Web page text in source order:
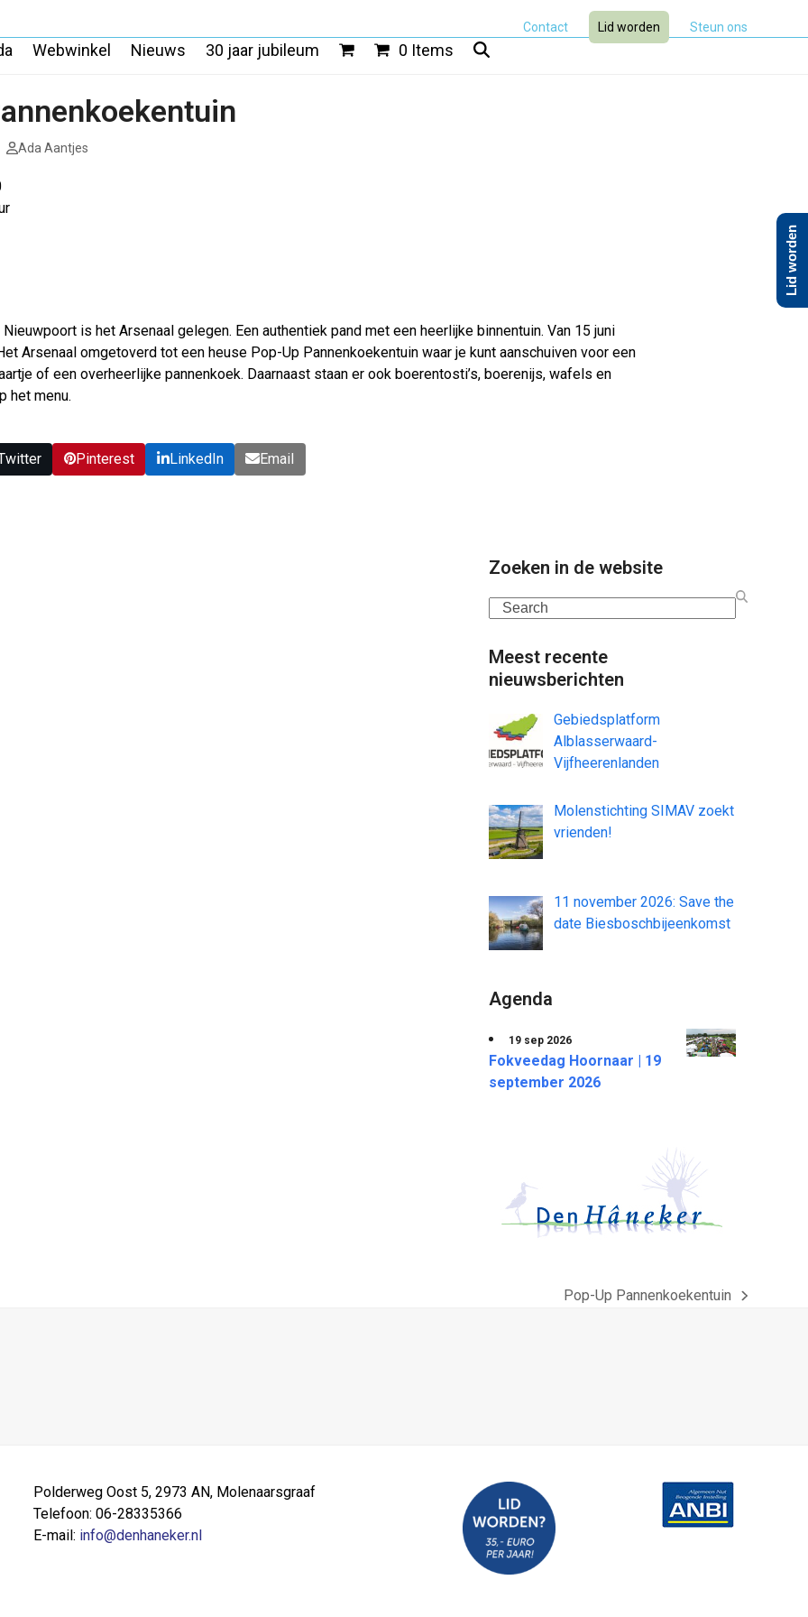
Contact Lid worden Steun ons
Webwinkel Nieuws 30 jaar jubileum 0 Items
Ada Aantjes
is het Arsenaal gelegen. Een authentiek pand met een heerlijke binnentuin. Van 15 juni
Arsenaal omgetoverd tot een heuse Pop-Up Pannenkoekentuin waar je kunt aanschuiven voor een
of een overheerlijke pannenkoek. Daarnaast staan er ook boerentosti’s, boerenijs, wafels en
het menu.
Pinterest LinkedIn Email
Zoeken in de website
Search
Meest recente
nieuwsberichten
Gebiedsplatform
Alblasserwaard-
Vijfheerenlanden
Molenstichting SIMAV zoekt
vrienden!
11 november 2026: Save the
date Biesboschbijeenkomst
Agenda
19 sep 2026
Fokveedag Hoornaar | 19
september 2026
next
Pop-Up Pannenkoekentuin
Polderweg Oost 5, 2973 AN, Molenaarsgraaf
Telefoon: 06-28335366
E-mail: info@denhaneker.nl
Lid worden